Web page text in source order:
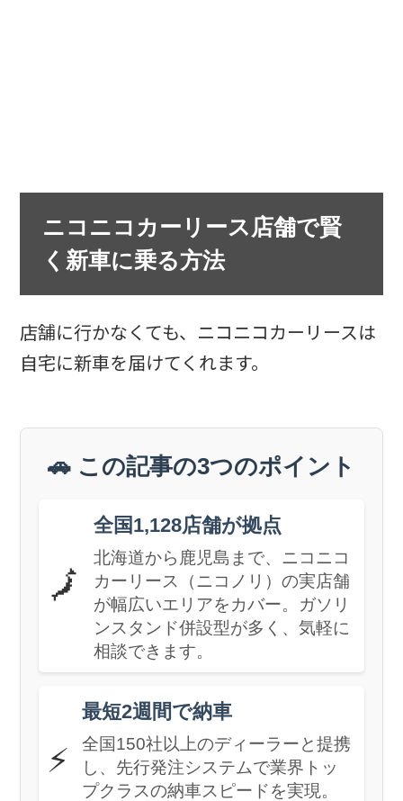
ニコニコカーリース店舗で賢
く新車に乗る方法
店舗に行かなくても、ニコニコカーリースは
自宅に新車を届けてくれます。
🚗 この記事の3つのポイント
🗾
全国1,128店舗が拠点
北海道から鹿児島まで、ニコニコ
カーリース（ニコノリ）の実店舗
が幅広いエリアをカバー。ガソリ
ンスタンド併設型が多く、気軽に
相談できます。
⚡
最短2週間で納車
全国150社以上のディーラーと提携
し、先行発注システムで業界トッ
プクラスの納車スピードを実現。